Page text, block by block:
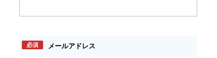
必須 メールアドレス